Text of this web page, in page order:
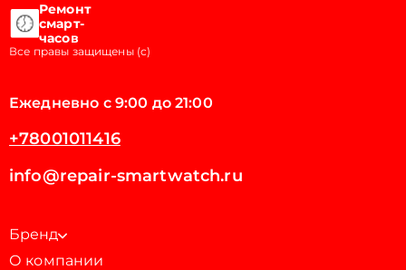
Ремонт
смарт-
часов
Все правы защищены (с)
Ежедневно с 9:00 до 21:00
+78001011416
info@repair-smartwatch.ru
Бренд
О компании